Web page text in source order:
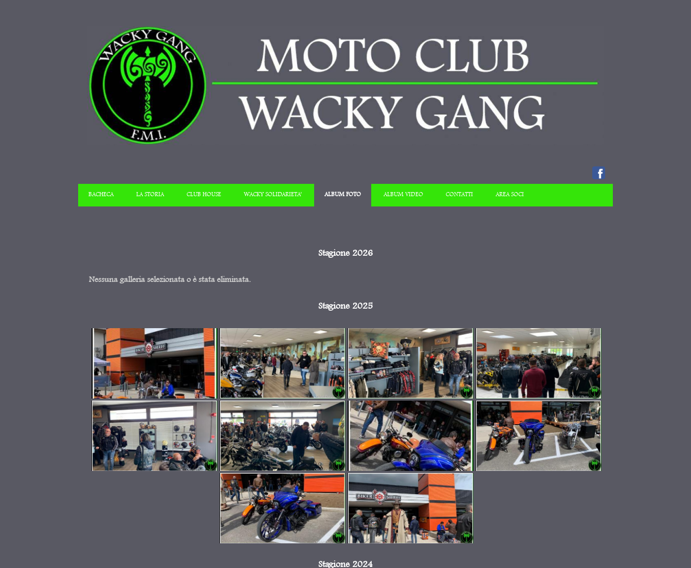
BACHECA LA STORIA CLUB HOUSE WACKY SOLIDARIETA’ ALBUM FOTO ALBUM VIDEO CONTATTI AREA SOCI
Stagione 2026
Nessuna galleria selezionata o è stata eliminata.
Stagione 2025
Stagione 2024